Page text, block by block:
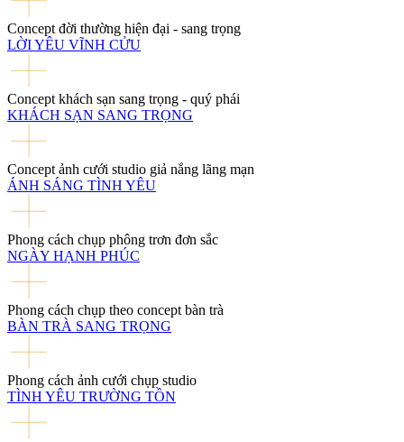
Concept đời thường hiện đại - sang trọng
LỜI YÊU VĨNH CỬU
Concept khách sạn sang trọng - quý phái
KHÁCH SẠN SANG TRỌNG
Concept ảnh cưới studio giả nắng lãng mạn
ÁNH SÁNG TÌNH YÊU
Phong cách chụp phông trơn đơn sắc
NGÀY HẠNH PHÚC
Phong cách chụp theo concept bàn trà
BÀN TRÀ SANG TRỌNG
Phong cách ảnh cưới chụp studio
TÌNH YÊU TRƯỜNG TỒN